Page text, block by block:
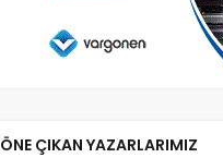
ÖNE ÇIKAN YAZARLARIMIZ